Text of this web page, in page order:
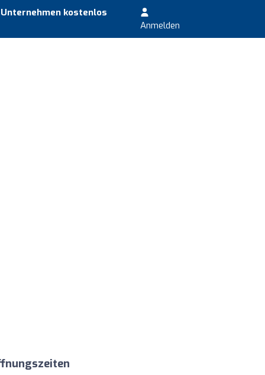
Unternehmen kostenlos
Anmelden